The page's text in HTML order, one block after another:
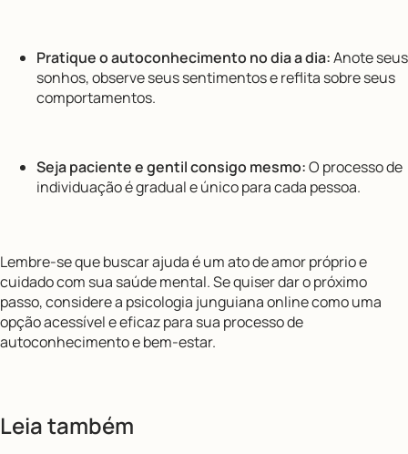
Pratique o autoconhecimento no dia a dia:Anote seus
sonhos, observe seus sentimentos e reflita sobre seus
comportamentos.
Seja paciente e gentil consigo mesmo:O processo de
individuação é gradual e único para cada pessoa.
Lembre-se que buscar ajuda é um ato de amor próprio e
cuidado com sua saúde mental. Se quiser dar o próximo
passo, considere a psicologia junguiana online como uma
opção acessível e eficaz para sua processo de
autoconhecimento e bem-estar.
Leia também